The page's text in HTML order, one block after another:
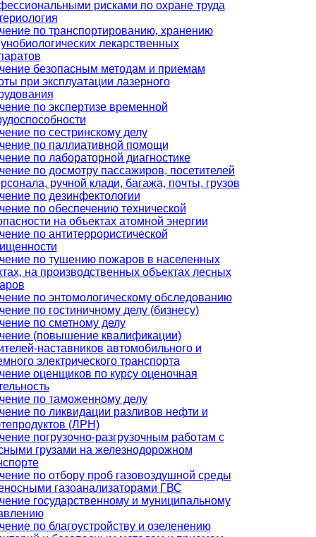
рисками по охране труда
по транспортированию, хранению
лекарственных
безопасным методам и приемам
при эксплуатации лазерного
по экспертизе временной
по сестринскому делу
по паллиативной помощи
по лабораторной диагностике
по досмотру пассажиров, посетителей
ручной клади, багажа, почты, грузов
по дезинфектологии
по обеспечению технической
на объектах атомной энергии
по антитеррористической
по тушению пожаров в населенных
на производственных объектах лесных
по энтомологическому обследованию
по гостиничному делу (бизнесу)
по сметному делу
(повышение квалификации)
наставников автомобильного и
электрического транспорта
оценщиков по курсу оценочная
по таможенному делу
по ликвидации разливов нефти и
(ЛРН)
погрузочно-разгрузочным работам с
грузами на железнодорожном
по отбору проб газовоздушной среды
газоанализаторами ГВС
государственному и муниципальному
по благоустройству и озеленению